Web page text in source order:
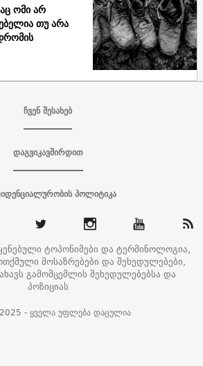
ომი არ
თუ არა
ჩვენ შესახებ
დაგვიკავშირდით
პოლიტიკა
ტოპონიმები და ტერმინოლოგია,
მოსაზრებები და შეხედულებები,
გამომცემლის შეხედულებებსა და
პოზიციას
2025 - ყველა უფლება დაცულია